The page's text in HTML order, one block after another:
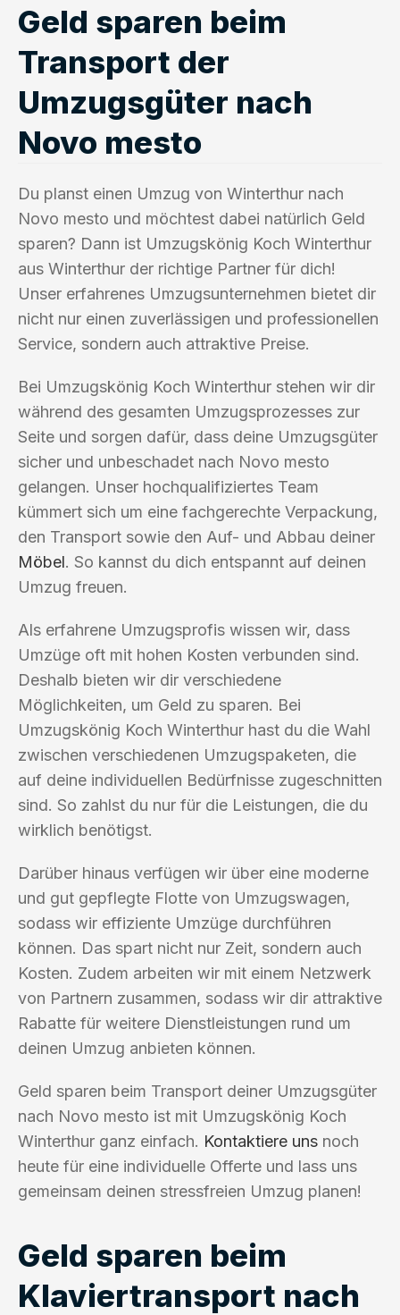
Geld sparen beim
Transport der
Umzugsgüter nach
Novo mesto
Du planst einen Umzug von Winterthur nach
Novo mesto und möchtest dabei natürlich Geld
sparen? Dann ist Umzugskönig Koch Winterthur
aus Winterthur der richtige Partner für dich!
Unser erfahrenes Umzugsunternehmen bietet dir
nicht nur einen zuverlässigen und professionellen
Service, sondern auch attraktive Preise.
Bei Umzugskönig Koch Winterthur stehen wir dir
während des gesamten Umzugsprozesses zur
Seite und sorgen dafür, dass deine Umzugsgüter
sicher und unbeschadet nach Novo mesto
gelangen. Unser hochqualifiziertes Team
kümmert sich um eine fachgerechte Verpackung,
den Transport sowie den Auf- und Abbau deiner
Möbel. So kannst du dich entspannt auf deinen
Umzug freuen.
Als erfahrene Umzugsprofis wissen wir, dass
Umzüge oft mit hohen Kosten verbunden sind.
Deshalb bieten wir dir verschiedene
Möglichkeiten, um Geld zu sparen. Bei
Umzugskönig Koch Winterthur hast du die Wahl
zwischen verschiedenen Umzugspaketen, die
auf deine individuellen Bedürfnisse zugeschnitten
sind. So zahlst du nur für die Leistungen, die du
wirklich benötigst.
Darüber hinaus verfügen wir über eine moderne
und gut gepflegte Flotte von Umzugswagen,
sodass wir effiziente Umzüge durchführen
können. Das spart nicht nur Zeit, sondern auch
Kosten. Zudem arbeiten wir mit einem Netzwerk
von Partnern zusammen, sodass wir dir attraktive
Rabatte für weitere Dienstleistungen rund um
deinen Umzug anbieten können.
Geld sparen beim Transport deiner Umzugsgüter
nach Novo mesto ist mit Umzugskönig Koch
Winterthur ganz einfach. Kontaktiere uns noch
heute für eine individuelle Offerte und lass uns
gemeinsam deinen stressfreien Umzug planen!
Geld sparen beim
Klaviertransport nach